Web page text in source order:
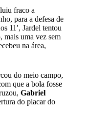
fraco a
para a defesa de
11′, Jardel tentou
mais uma vez sem
na área,
do meio campo,
que a bola fosse
Gabriel
do placar do